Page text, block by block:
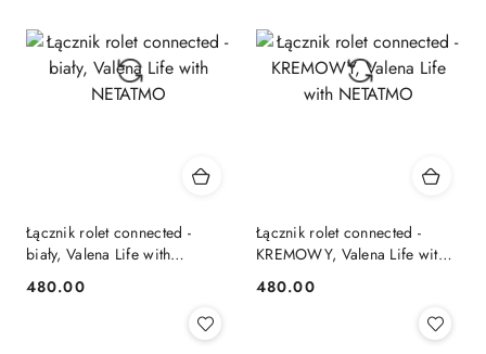
Łącznik rolet connected -
biały, Valena Life with
Cena:
480.00
Łącznik rolet connected -
KREMOWY, Valena Life with
Cena:
480.00